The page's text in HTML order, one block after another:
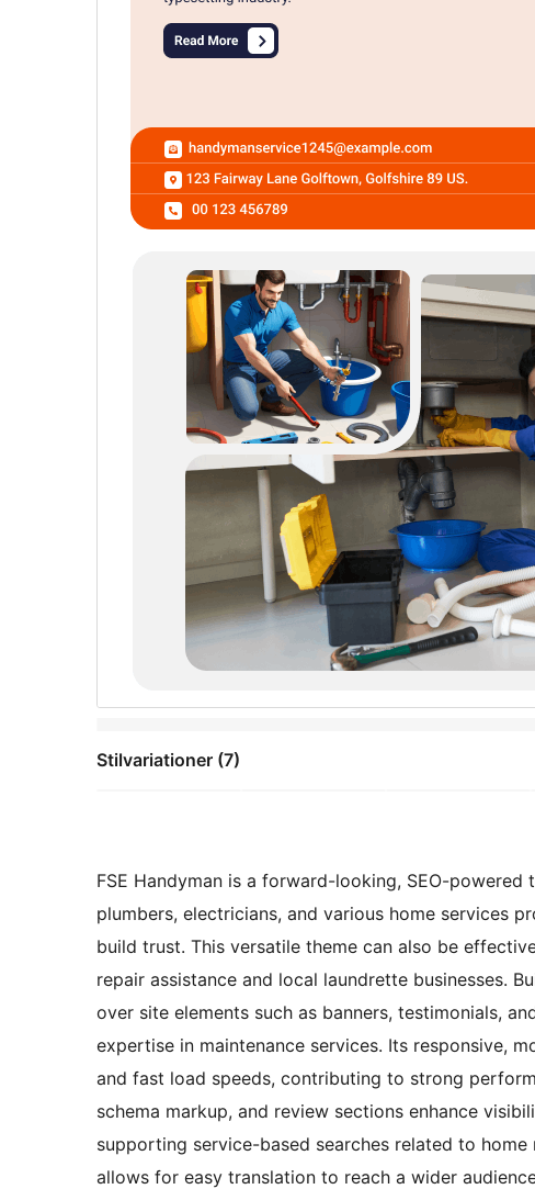
Stilvariationer (7)
FSE Handyman is a forward-looking, SEO-
plumbers, electricians, and various home services
build trust. This versatile theme can also be
repair assistance and local laundrette businesses.
over site elements such as banners, testimonials,
expertise in maintenance services. Its responsive,
and fast load speeds, contributing to strong
schema markup, and review sections enhance
supporting service-based searches related to
allows for easy translation to reach a wider